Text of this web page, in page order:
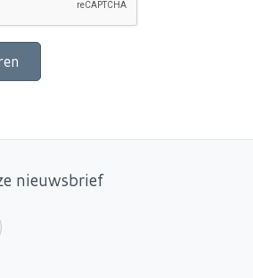
nieuwsbrief